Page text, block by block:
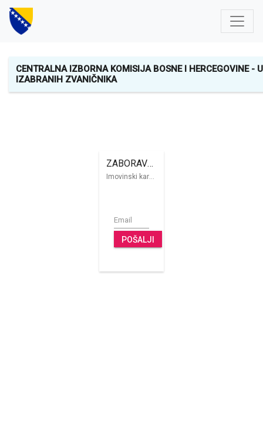
CENTRALNA IZBORNA KOMISIJA BOSNE I HERCEGOVINE -
IZABRANIH ZVANIČNIKA
ZABORAVLJENA ŠIFRA
Imovinski kartoni
POŠALJI